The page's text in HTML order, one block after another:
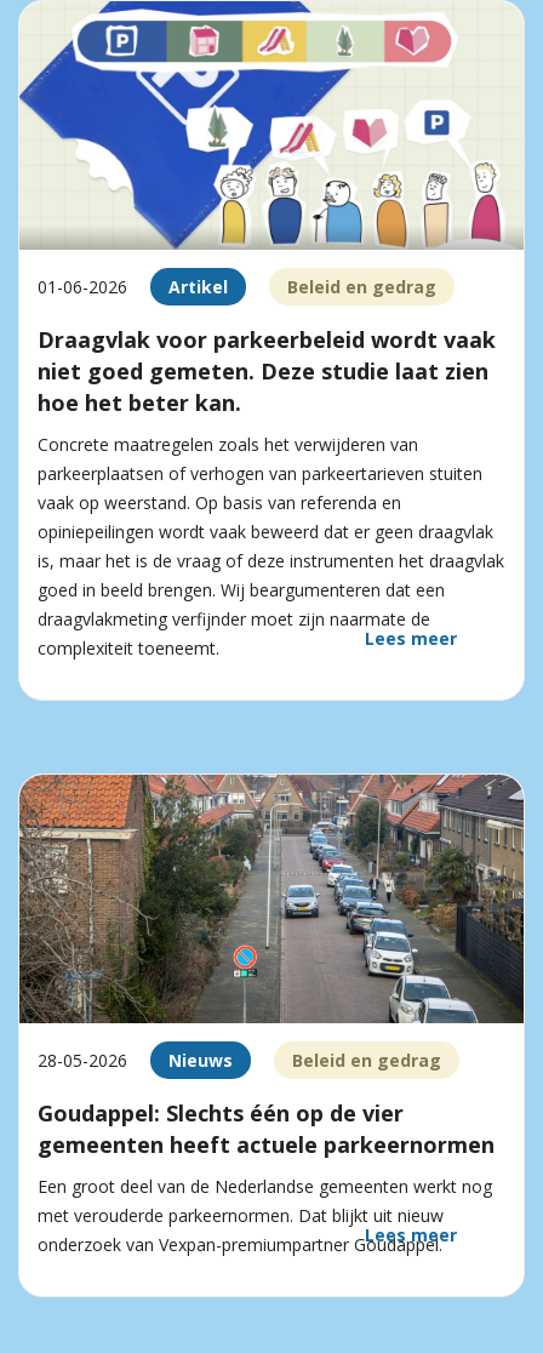
01-06-2026 Artikel Beleid en gedrag
Draagvlak voor parkeerbeleid wordt vaak
niet goed gemeten. Deze studie laat zien
hoe het beter kan.
Concrete maatregelen zoals het verwijderen van
parkeerplaatsen of verhogen van parkeertarieven stuiten
vaak op weerstand. Op basis van referenda en
opiniepeilingen wordt vaak beweerd dat er geen draagvlak
is, maar het is de vraag of deze instrumenten het draagvlak
goed in beeld brengen. Wij beargumenteren dat een
draagvlakmeting verfijnder moet zijn naarmate de
complexiteit toeneemt.
Lees meer
28-05-2026 Nieuws Beleid en gedrag
Goudappel: Slechts één op de vier
gemeenten heeft actuele parkeernormen
Een groot deel van de Nederlandse gemeenten werkt nog
met verouderde parkeernormen. Dat blijkt uit nieuw
onderzoek van Vexpan-premiumpartner Goudappel.
Lees meer